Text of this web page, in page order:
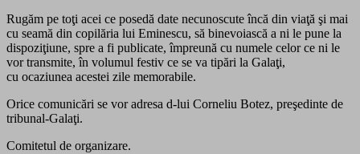
Rugăm pe toţi acei ce posedă date necunoscute încă din viaţă şi mai
cu seamă din copilăria lui Eminescu, să binevoiască a ni le pune la
dispoziţiune, spre a fi publicate, împreună cu numele celor ce ni le
vor transmite, în volumul festiv ce se va tipări la Galaţi,
cu ocaziunea acestei zile memorabile.
Orice comunicări se vor adresa d-lui Corneliu Botez, preşedinte de
tribunal-Galaţi.
Comitetul de organizare.